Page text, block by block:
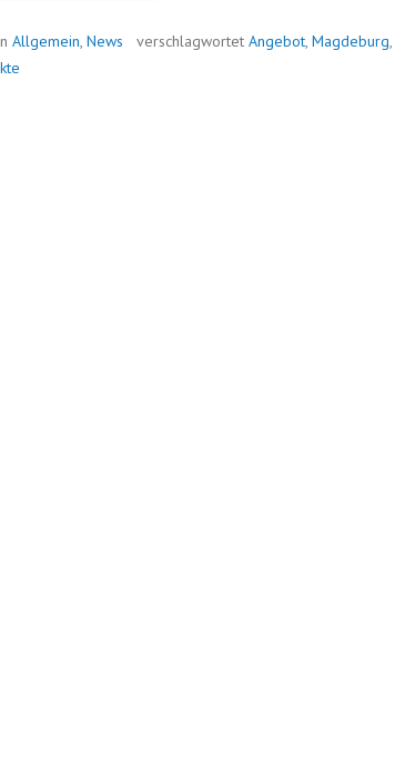
Allgemein, News verschlagwortet Angebot, Magdeburg,